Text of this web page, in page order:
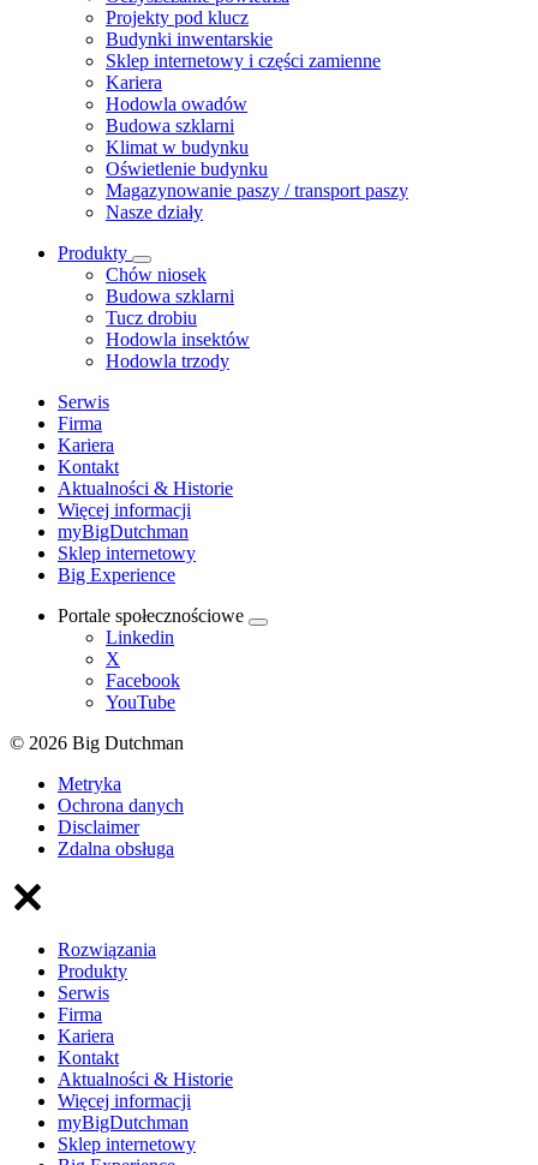
Projekty pod klucz
Budynki inwentarskie
Sklep internetowy i części zamienne
Kariera
Hodowla owadów
Budowa szklarni
Klimat w budynku
Oświetlenie budynku
Magazynowanie paszy / transport paszy
Nasze działy
Produkty
Chów niosek
Budowa szklarni
Tucz drobiu
Hodowla insektów
Hodowla trzody
Serwis
Firma
Kariera
Kontakt
Aktualności & Historie
Więcej informacji
myBigDutchman
Sklep internetowy
Big Experience
Portale społecznościowe
Linkedin
X
Facebook
YouTube
© 2026 Big Dutchman
Metryka
Ochrona danych
Disclaimer
Zdalna obsługa
Rozwiązania
Produkty
Serwis
Firma
Kariera
Kontakt
Aktualności & Historie
Więcej informacji
myBigDutchman
Sklep internetowy